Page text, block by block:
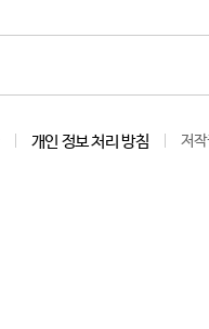
개인 정보 처리 방침 저